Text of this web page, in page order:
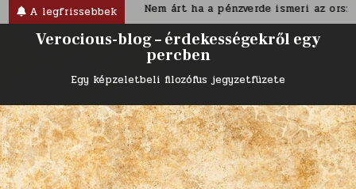
Skip
to
content
A legfrissebbek
korban Nem árt ha a pénzverde ismeri az ország
Verocious-blog – érdekességekről egy
percben
Egy képzeletbeli filozófus jegyzetfüzete